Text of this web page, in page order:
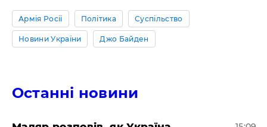
Армія Росії Політика Суспільство
Новини України Джо Байден
Останні новини